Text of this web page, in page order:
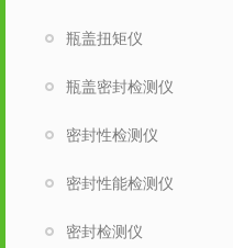
瓶盖扭矩仪
瓶盖密封检测仪
密封性检测仪
密封性能检测仪
密封检测仪